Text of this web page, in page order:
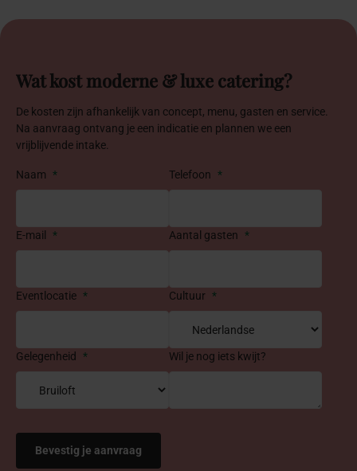
Wat kost moderne & luxe catering?
De kosten zijn afhankelijk van concept, menu, gasten en service.
Na aanvraag ontvang je een indicatie en plannen we een
vrijblijvende intake.
Naam * Telefoon *
E-mail * Aantal gasten *
Eventlocatie * Cultuur *
Gelegenheid * Wil je nog iets kwijt?